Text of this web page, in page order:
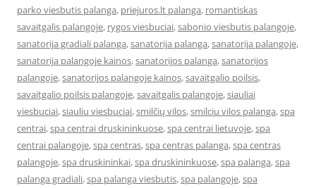
parko viesbutis palanga, priejuros.lt palanga, romantiskas
savaitgalis palangoje, rygos viesbuciai,sabonio viesbutis palangoje,
sanatorija gradiali palanga,sanatorija palanga,sanatorija palangoje,
sanatorija palangoje kainos,sanatorijos palanga,sanatorijos
palangoje,sanatorijos palangoje kainos,savaitgalio poilsis,
savaitgalio poilsis palangoje,savaitgalis palangoje,siauliai
viesbuciai,siauliu viesbuciai,smilčių vilos,smilciu vilos palanga,spa
centrai,spa centrai druskininkuose,spa centrai lietuvoje,spa
centrai palangoje,spa centras,spa centras palanga,spa centras
palangoje,spa druskininkai,spa druskininkuose,spa palanga,spa
palanga gradiali,spa palanga viesbutis,spa palangoje,spa